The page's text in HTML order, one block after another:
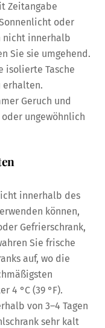
Zeitangabe
oder
nicht innerhalb
Sie sie umgehend.
isolierte Tasche
erhalten.
Geruch und
ungewöhnlich
innerhalb des
können,
Gefrierschrank,
Sie frische
auf, wo die
4 °C (39 °F).
von 3–4 Tagen
sehr kalt